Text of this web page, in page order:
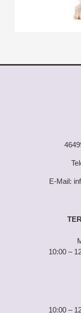
E-Mail:
10:00 –
10:00 –